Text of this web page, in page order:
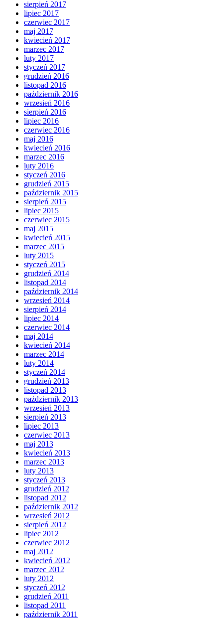
sierpień 2017
lipiec 2017
czerwiec 2017
maj 2017
kwiecień 2017
marzec 2017
luty 2017
styczeń 2017
grudzień 2016
listopad 2016
październik 2016
wrzesień 2016
sierpień 2016
lipiec 2016
czerwiec 2016
maj 2016
kwiecień 2016
marzec 2016
luty 2016
styczeń 2016
grudzień 2015
październik 2015
sierpień 2015
lipiec 2015
czerwiec 2015
maj 2015
kwiecień 2015
marzec 2015
luty 2015
styczeń 2015
grudzień 2014
listopad 2014
październik 2014
wrzesień 2014
sierpień 2014
lipiec 2014
czerwiec 2014
maj 2014
kwiecień 2014
marzec 2014
luty 2014
styczeń 2014
grudzień 2013
listopad 2013
październik 2013
wrzesień 2013
sierpień 2013
lipiec 2013
czerwiec 2013
maj 2013
kwiecień 2013
marzec 2013
luty 2013
styczeń 2013
grudzień 2012
listopad 2012
październik 2012
wrzesień 2012
sierpień 2012
lipiec 2012
czerwiec 2012
maj 2012
kwiecień 2012
marzec 2012
luty 2012
styczeń 2012
grudzień 2011
listopad 2011
październik 2011